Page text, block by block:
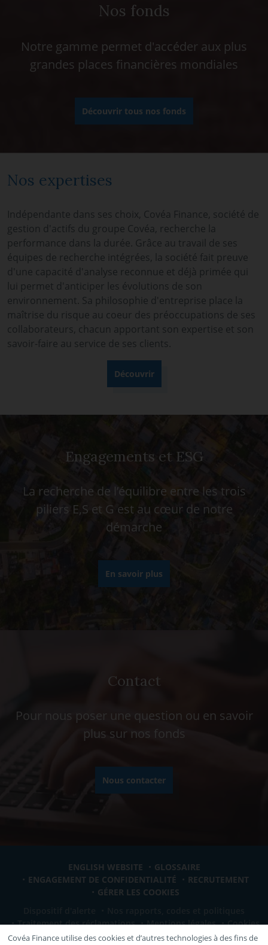
Covéa Finance utilise des cookies et d’autres technologies à des fins de
Nos fonds
Notre gamme permet d'accéder aux plus
grandes places financières mondiales
Découvrir tous nos fonds
Nos expertises
Indépendante dans ses choix, Covéa Finance, société de
gestion d'actifs du groupe Covéa, recherche la
performance dans la durée. Grâce au travail de ses
équipes de recherche intégrées, la société fait preuve
d'une capacité d'analyse reconnue et déjà primée qui
lui permet d'anticiper les évolutions de son
environnement. Sa philosophie d'entreprise place la
maîtrise du risque au coeur des préoccupations de ses
collaborateurs, chacun apportant son expertise et son
savoir-faire au service de ses clients.
Découvrir
Engagements et ESG
La recherche de l’équilibre entre les trois
piliers E,S et G est au cœur de notre
démarche
En savoir plus
Contact
Pour nous poser une question ou en savoir
plus sur nos fonds
Nous contacter
ENGLISH WEBSITE
GLOSSAIRE
ENGAGEMENT DE CONFIDENTIALITÉ
RECRUTEMENT
GÉRER LES COOKIES
Traitement des réclamations
Mentions légales Cookies